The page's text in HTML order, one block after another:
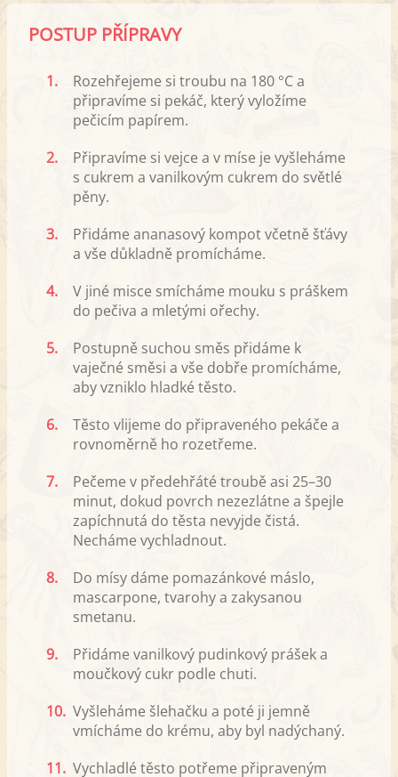
POSTUP PŘÍPRAVY
1.
Rozehřejeme si troubu na 180 °C a
připravíme si pekáč, který vyložíme
pečicím papírem.
2.
Připravíme si vejce a v míse je vyšleháme
s cukrem a vanilkovým cukrem do světlé
pěny.
3.
Přidáme ananasový kompot včetně šťávy
a vše důkladně promícháme.
4.
V jiné misce smícháme mouku s práškem
do pečiva a mletými ořechy.
5.
Postupně suchou směs přidáme k
vaječné směsi a vše dobře promícháme,
aby vzniklo hladké těsto.
6.
Těsto vlijeme do připraveného pekáče a
rovnoměrně ho rozetřeme.
7.
Pečeme v předehřáté troubě asi 25–30
minut, dokud povrch nezezlátne a špejle
zapíchnutá do těsta nevyjde čistá.
Necháme vychladnout.
8.
Do mísy dáme pomazánkové máslo,
mascarpone, tvarohy a zakysanou
smetanu.
9.
Přidáme vanilkový pudinkový prášek a
moučkový cukr podle chuti.
10. Vyšleháme šlehačku a poté ji jemně
vmícháme do krému, aby byl nadýchaný.
11. Vychladlé těsto potřeme připraveným